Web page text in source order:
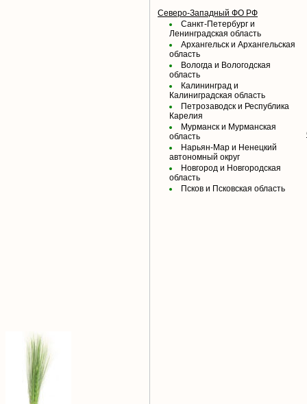
Северо-Западный ФО РФ
Санкт-Петербург и
Ленинградская область
Архангельск и Архангельская
область
Вологда и Вологодская
область
Калининград и
Калиниградская область
Петрозаводск и Республика
Карелия
Мурманск и Мурманская
область
Нарьян-Мар и Ненецкий
автономный округ
Новгород и Новгородская
область
Псков и Псковская область